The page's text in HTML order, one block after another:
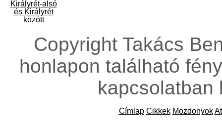
Copyright Takács
honlapon található
Címlap Cikkek Mozdonyok